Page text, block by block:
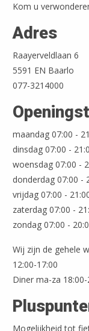
Kom u
Adres
Raayerveldlaan 6
5591 EN Baarlo
077-3214000
maandag 07:00 -
dinsdag 07:00 -
woensdag 07:00 -
donderdag 07:00 -
vrijdag 07:00 -
zaterdag 07:00 -
zondag 07:00 -
Wij zijn de gehele
12:00-17:00
Diner ma-za
Mogelijkheid tot